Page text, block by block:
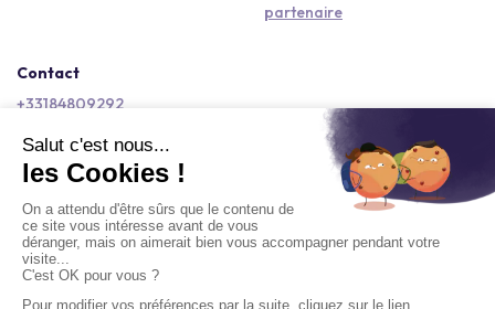
partenaire
Contact
+33184809292
Copyright © 2026 Kactus Tous droits réservés
Conditions générales d'utilisation
Mentions légales
Signaler un contenu